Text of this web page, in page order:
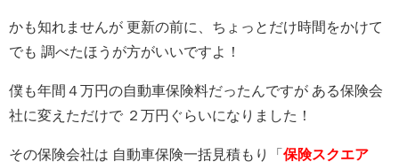
かも知れませんが 更新の前に、ちょっとだけ時間をかけて
でも 調べたほうが方がいいですよ！
僕も年間４万円の自動車保険料だったんですが ある保険会
社に変えただけで ２万円ぐらいになりました！
その保険会社は 自動車保険一括見積もり「 保険スクエア